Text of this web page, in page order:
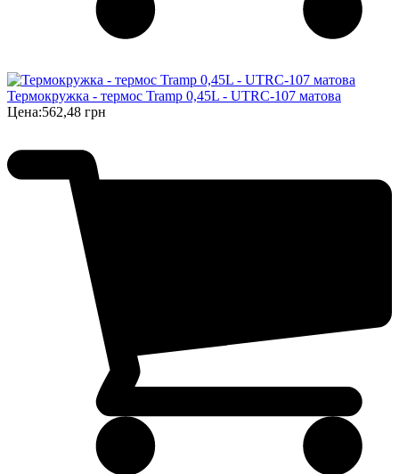
Термокружка - термос Tramp 0,45L - UTRC-107 матова
Цена:562,48 грн